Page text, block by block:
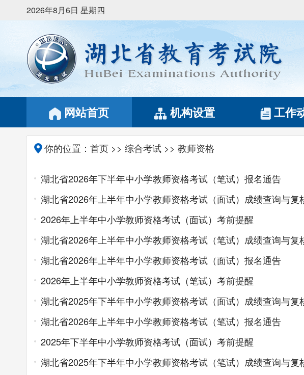
2026年8月6日 星期四
网站首页 机构设置 工作
你的位置： 首页 >> 综合考试 >> 教师资格
湖北省2026年下半年中小学教师资格考试（笔试）报名通告
湖北省2026年上半年中小学教师资格考试（面试）成绩查询与复
2026年上半年中小学教师资格考试（面试）考前提醒
湖北省2026年上半年中小学教师资格考试（笔试）成绩查询与复
湖北省2026年上半年中小学教师资格考试（面试）报名通告
2026年上半年中小学教师资格考试（笔试）考前提醒
湖北省2025年下半年中小学教师资格考试（面试）成绩查询与复
湖北省2026年上半年中小学教师资格考试（笔试）报名通告
2025年下半年中小学教师资格考试（面试）考前提醒
湖北省2025年下半年中小学教师资格考试（笔试）成绩查询与复